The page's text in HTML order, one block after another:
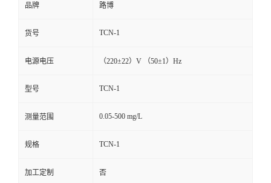
言
品牌 路博
货号 TCN-1
电源电压 （220±22）V （50±1）Hz
型号 TCN-1
测量范围 0.05-500 mg/L
规格 TCN-1
加工定制 否